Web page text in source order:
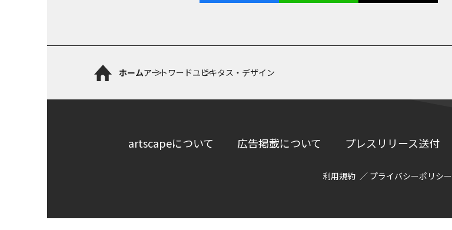
ホームアートワードユビキタス・デザイン
artscapeについて 広告掲載について プレスリリース送付
利用規約 プライバシーポリシー